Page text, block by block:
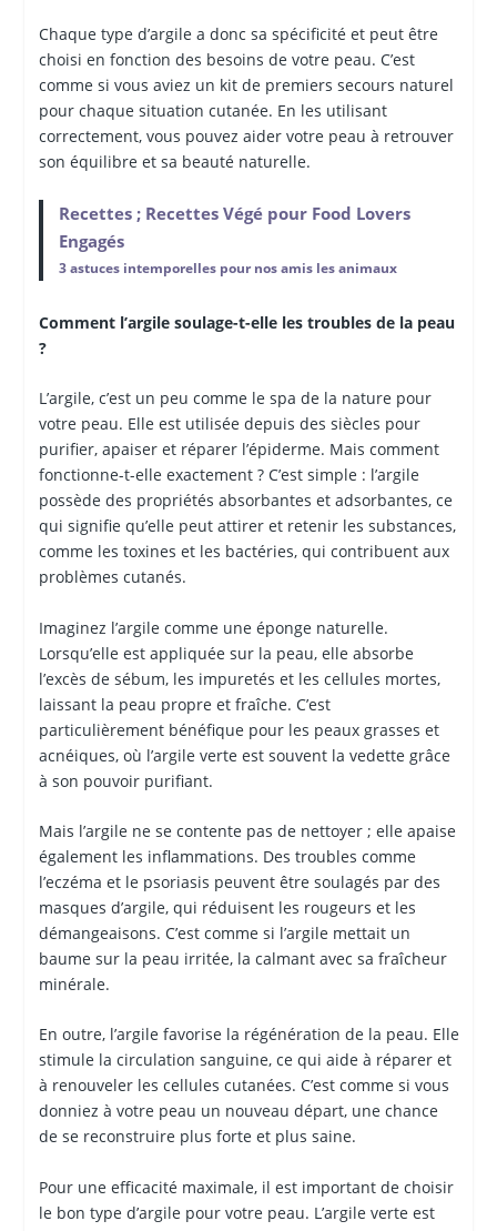
Chaque type d’argile a donc sa spécificité et peut être
choisi en fonction des besoins de votre peau. C’est
comme si vous aviez un kit de premiers secours naturel
pour chaque situation cutanée. En les utilisant
correctement, vous pouvez aider votre peau à retrouver
son équilibre et sa beauté naturelle.
Recettes ; Recettes Végé pour Food Lovers
Engagés
3 astuces intemporelles pour nos amis les animaux
Comment l’argile soulage-t-elle les troubles de la peau
?
L’argile, c’est un peu comme le spa de la nature pour
votre peau. Elle est utilisée depuis des siècles pour
purifier, apaiser et réparer l’épiderme. Mais comment
fonctionne-t-elle exactement ? C’est simple : l’argile
possède des propriétés absorbantes et adsorbantes, ce
qui signifie qu’elle peut attirer et retenir les substances,
comme les toxines et les bactéries, qui contribuent aux
problèmes cutanés.
Imaginez l’argile comme une éponge naturelle.
Lorsqu’elle est appliquée sur la peau, elle absorbe
l’excès de sébum, les impuretés et les cellules mortes,
laissant la peau propre et fraîche. C’est
particulièrement bénéfique pour les peaux grasses et
acnéiques, où l’argile verte est souvent la vedette grâce
à son pouvoir purifiant.
Mais l’argile ne se contente pas de nettoyer ; elle apaise
également les inflammations. Des troubles comme
l’eczéma et le psoriasis peuvent être soulagés par des
masques d’argile, qui réduisent les rougeurs et les
démangeaisons. C’est comme si l’argile mettait un
baume sur la peau irritée, la calmant avec sa fraîcheur
minérale.
En outre, l’argile favorise la régénération de la peau. Elle
stimule la circulation sanguine, ce qui aide à réparer et
à renouveler les cellules cutanées. C’est comme si vous
donniez à votre peau un nouveau départ, une chance
de se reconstruire plus forte et plus saine.
Pour une efficacité maximale, il est important de choisir
le bon type d’argile pour votre peau. L’argile verte est